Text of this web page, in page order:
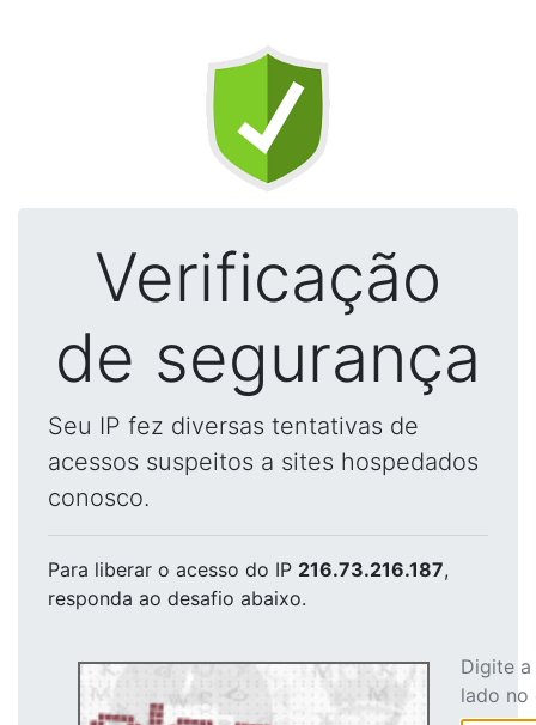
Verificação
de segurança
Seu IP fez diversas tentativas de
acessos suspeitos a sites hospedados
conosco.
Para liberar o acesso do IP 216.73.216.187,
responda ao desafio abaixo.
Digite
lado no